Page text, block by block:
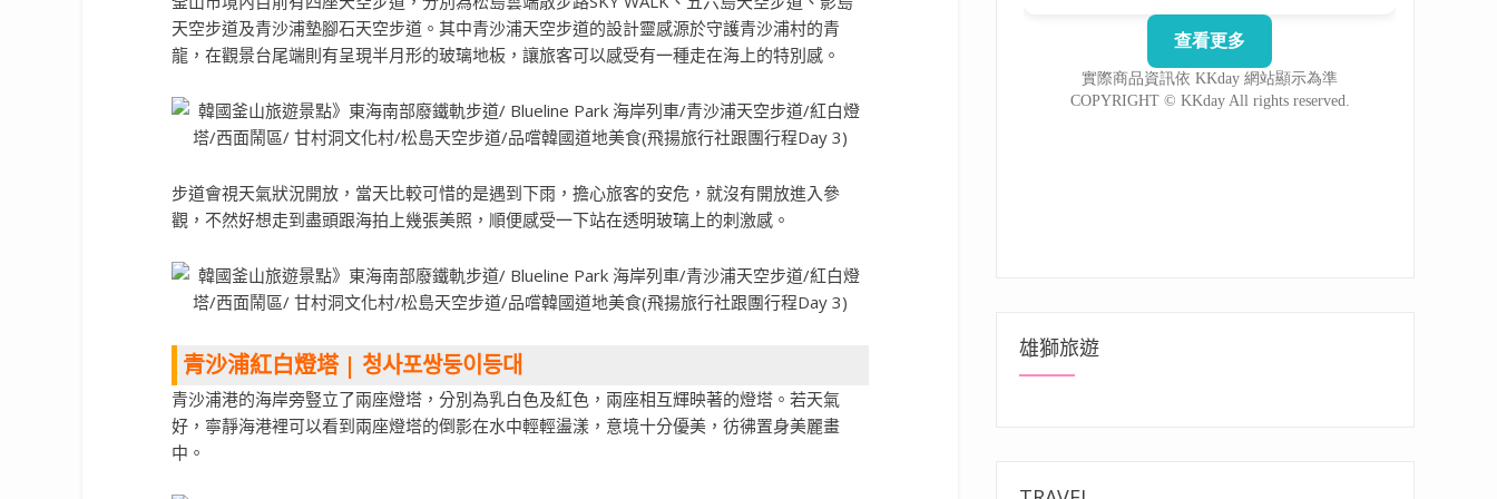
天空步道及青沙浦墊腳石天空步道。其中青沙浦天空步道的設計靈感源於守護青沙浦村的青
龍，在觀景台尾端則有呈現半月形的玻璃地板，讓旅客可以感受有一種走在海上的特別感。
步道會視天氣狀況開放，當天比較可惜的是遇到下雨，擔心旅客的安危，就沒有開放進入參
觀，不然好想走到盡頭跟海拍上幾張美照，順便感受一下站在透明玻璃上的刺激感。
青沙浦紅白燈塔 | 청사포쌍둥이등대
青沙浦港的海岸旁豎立了兩座燈塔，分別為乳白色及紅色，兩座相互輝映著的燈塔。若天氣
好，寧靜海港裡可以看到兩座燈塔的倒影在水中輕輕盪漾，意境十分優美，彷彿置身美麗畫
中。
雄獅旅遊